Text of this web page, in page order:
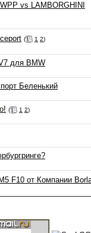
vs LAMBORGHINI
( 1 2)
для BMW
Беленький
( 1 2)
F10 от Компании